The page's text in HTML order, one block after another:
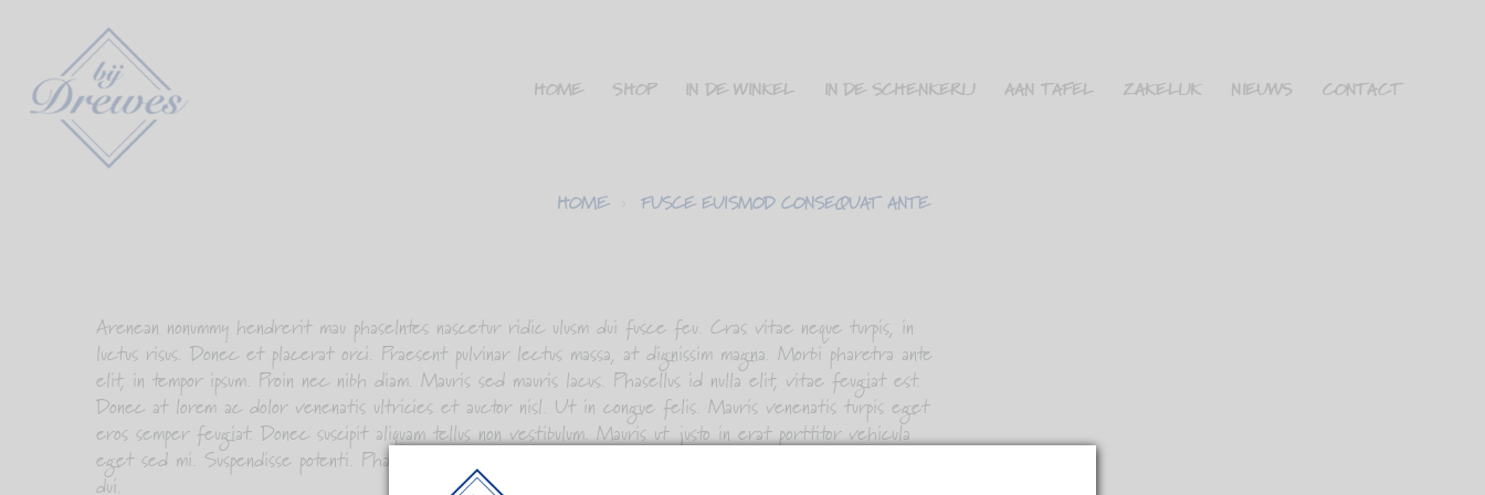
HOME SHOP IN DE WINKEL IN DE SCHENKERIJ AAN TAFEL ZAKELIJK NIEUWS CONTACT
HOME FUSCE EUISMOD CONSEQUAT ANTE
Arenean nonummy hendrerit mau phaselntes nascetur ridic ulusm dui fusce feu. Cras vitae neque turpis, in
luctus risus. Donec et placerat orci. Praesent pulvinar lectus massa, at dignissim magna. Morbi pharetra ante
elit, in tempor ipsum. Proin nec nibh diam. Mauris sed mauris lacus. Phasellus id nulla elit, vitae feugiat est.
Donec at lorem ac dolor venenatis ultricies et auctor nisl. Ut in congue felis. Mauris venenatis turpis eget
eros semper feugiat. Donec suscipit aliquam tellus non vestibulum. Mauris ut justo in erat porttitor vehicula
eget sed mi. Suspendisse potenti. Phasellus adipiscing vulputate pharetra. Proin iaculis neque lacus, vel lacinia
dui.